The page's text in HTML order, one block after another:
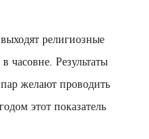
религиозные
часовне. Результаты
желают проводить
этот показатель